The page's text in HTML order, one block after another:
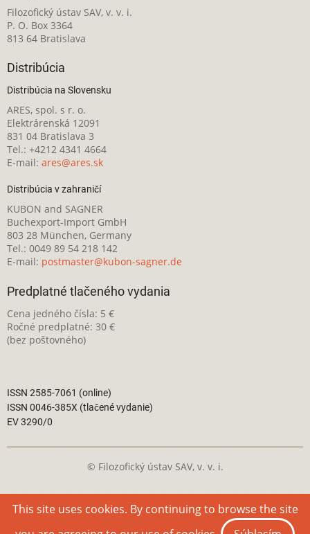
Filozofický ústav SAV, v. v. i.
P. O. Box 3364
813 64 Bratislava
Distribúcia
Distribúcia na Slovensku
ARES, spol. s r. o.
Elektrárenská 12091
831 04 Bratislava 3
Tel.: +4212 4341 4664
E-mail: ares@ares.sk
Distribúcia v zahraničí
KUBON and SAGNER
Buchexport-Import GmbH
803 28 München, Germany
Tel.: 0049 89 54 218 142
E-mail: postmaster@kubon-sagner.de
Predplatné tlačeného vydania
Cena jedného čísla: 5 €
Ročné predplatné: 30 €
(bez poštovného)
ISSN 2585-7061 (online)
ISSN 0046-385X (tlačené vydanie)
EV 3290/0
© Filozofický ústav SAV, v. v. i.
Táto webová stránka je licencovaná podCreative Commons
Attribution-NonCommercial 4.0 International License
This site uses cookies. By continuing to browse the site